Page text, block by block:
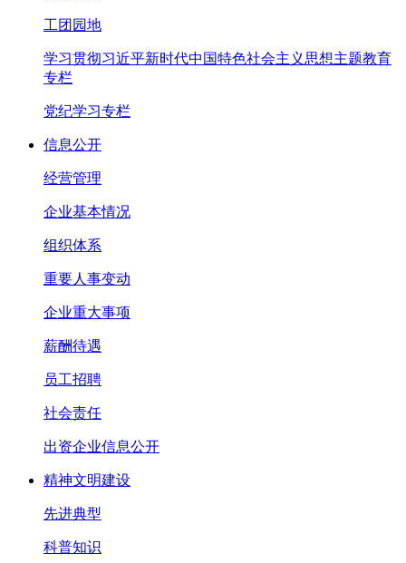
工团园地
学习贯彻习近平新时代中国特色社会主义思想主题教育
专栏
党纪学习专栏
信息公开
经营管理
企业基本情况
组织体系
重要人事变动
企业重大事项
薪酬待遇
员工招聘
社会责任
出资企业信息公开
精神文明建设
先进典型
科普知识